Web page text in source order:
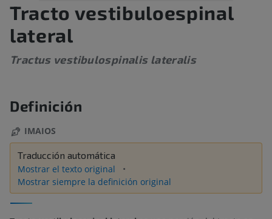
Tracto vestibuloespinal
lateral
Tractus vestibulospinalis lateralis
Definición
IMAIOS
Traducción automática
Mostrar el texto original
Mostrar siempre la definición original